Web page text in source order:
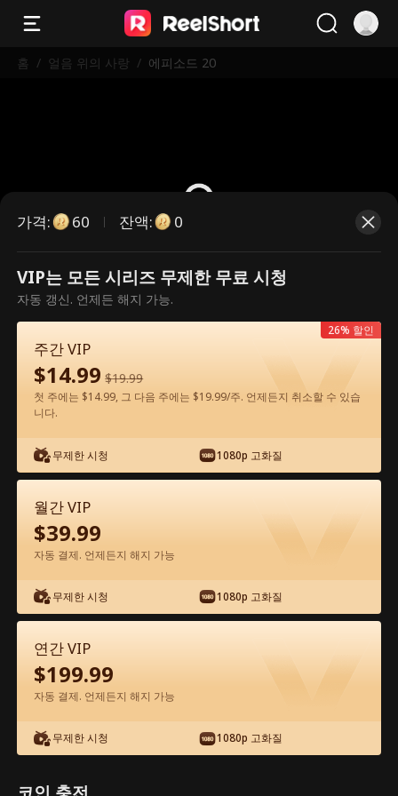
홈 / 얼음 위의 사랑 / 에피소드 20
유료 에피소드입니다. 시청하시려면
잠금을 해제해 주세요.
에피소드 20 - 얼음 위의 사랑 전체 영화
0-49 50-70 모든 에피소드
20 21
가격: 60 잔액: 0
VIP는 모든 시리즈 무제한 무료 시청
자동 갱신. 언제든 해지 가능.
주간 VIP
$14.99 $19.99
첫 주에는 $14.99, 그 다음 주에는 $19.99/주. 언제든지 취소할 수 있습
니다.
무제한 시청 1080p 고화질
26% 할인
월간 VIP
$39.99
자동 결제. 언제든지 해지 가능
무제한 시청 1080p 고화질
연간 VIP
$199.99
자동 결제. 언제든지 해지 가능
무제한 시청 1080p 고화질